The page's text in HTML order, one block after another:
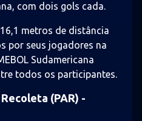
com dois gols cada.
metros de distância
por seus jogadores na
Sudamericana
todos os participantes.
(PAR) -